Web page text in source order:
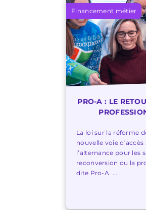
Financement métier
PRO-A : LE
La loi sur la réforme
nouvelle voie
l’alternance pour les
reconversion ou la
dite Pro-A. ...